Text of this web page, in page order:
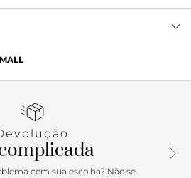
elegante. O acabamento em
peça, enquanto o bico quadrado
baixo traz equilíbrio e conforto
e atemporais, com feminilidade
com sua escolha? Não se